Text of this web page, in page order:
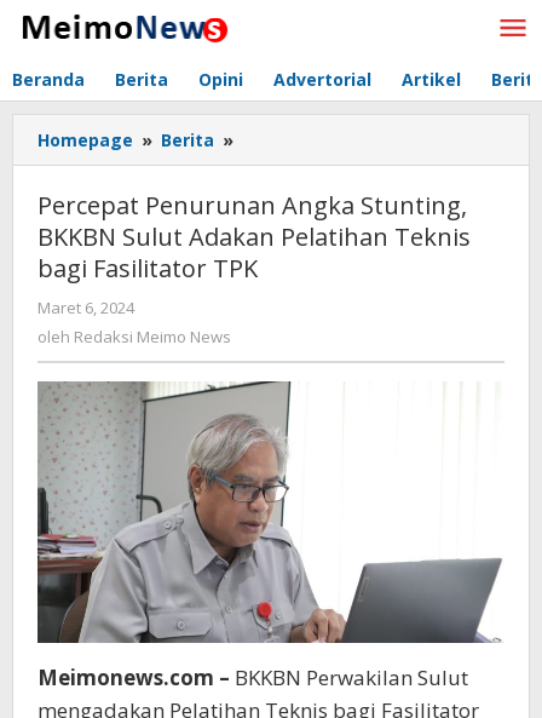
Lewati
Beranda Berita Opini Advertorial Artikel
Homepage » Berita »
Penurunan
Stunting,
BKKBN
Sulut
bagi
Fasilitator
TPK
Percepat Penurunan Angka Stunting,
BKKBN Sulut Adakan Pelatihan Teknis
bagi Fasilitator TPK
Maret 6, 2024
Redaksi
News
oleh Redaksi Meimo News
Meimonews.com – BKKBN Perwakilan Sulut
mengadakan Pelatihan Teknis bagi Fasilitator